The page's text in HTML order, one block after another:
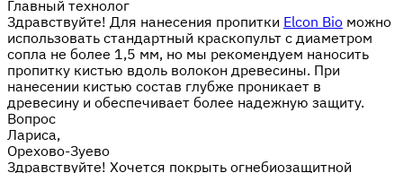
Главный технолог
Здравствуйте! Для нанесения пропитки Elcon Bio можно
использовать стандартный краскопульт с диаметром
сопла не более 1,5 мм, но мы рекомендуем наносить
пропитку кистью вдоль волокон древесины. При
нанесении кистью состав глубже проникает в
древесину и обеспечивает более надежную защиту.
Вопрос
Лариса,
Орехово-Зуево
Здравствуйте! Хочется покрыть огнебиозащитной